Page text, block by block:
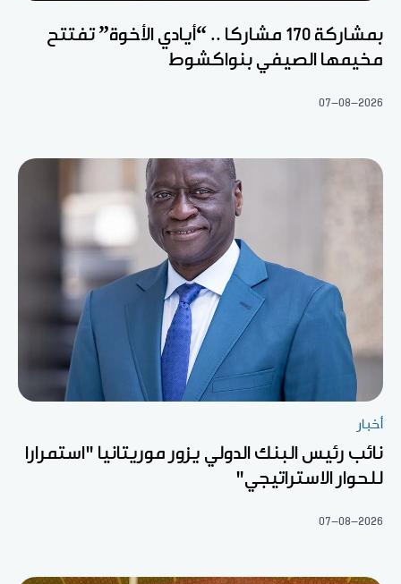
بمشاركة 170 مشاركا .. “أيادي الأخوة” تفتتح
مخيمها الصيفي بنواكشوط
07-08-2026
أخبار
نائب رئيس البنك الدولي يزور موريتانيا "استمرارا
للحوار الاستراتيجي"
07-08-2026